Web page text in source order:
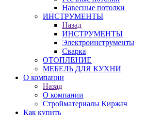
Навесные потолки
ИНСТРУМЕНТЫ
Назад
ИНСТРУМЕНТЫ
Электроинструменты
Сварка
ОТОПЛЕНИЕ
МЕБЕЛЬ ДЛЯ КУХНИ
О компании
Назад
О компании
Стройматериалы Киржач
Как купить